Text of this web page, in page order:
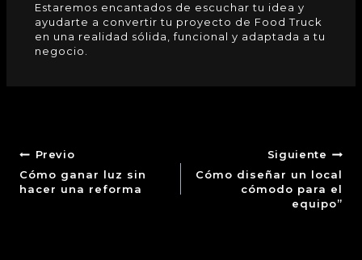
Estaremos encantados de escuchar tu idea y
ayudarte a convertir tu proyecto de Food Truck
en una realidad sólida, funcional y adaptada a tu
negocio.
Previo
Cómo ganar luz sin
hacer una reforma
Siguiente
Cómo diseñar un local
cómodo para el
equipo”